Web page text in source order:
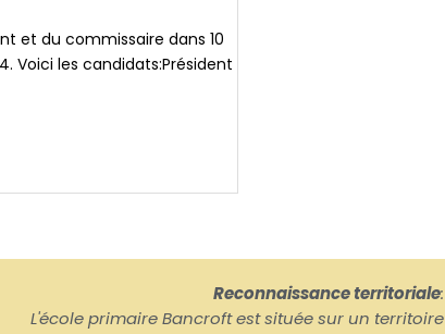
et du commissaire dans 10
Voici les candidats:Président
Reconnaissance territoriale:
L'école primaire Bancroft est située sur un territoire